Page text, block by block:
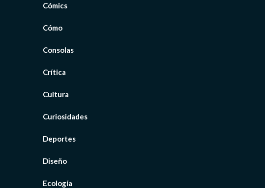
Cómics
Cómo
Consolas
Crítica
Cultura
Curiosidades
Deportes
Diseño
Ecología